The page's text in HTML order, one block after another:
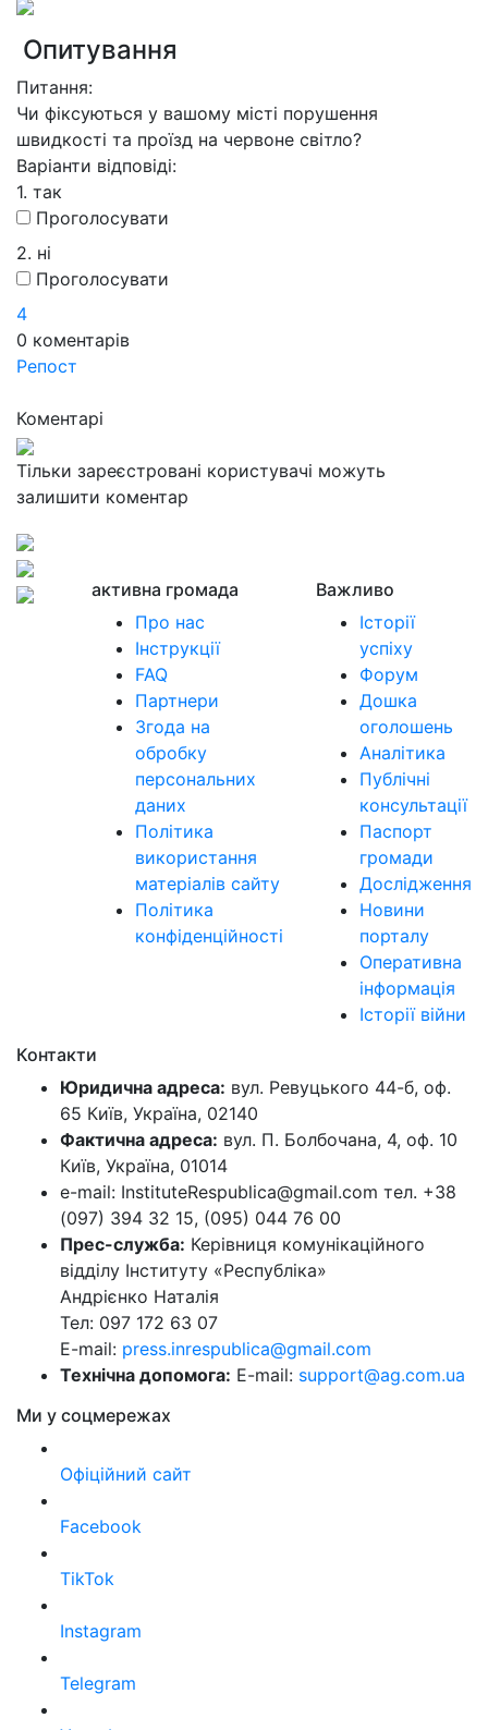
Опитування
Питання:
Чи фіксуються у вашому місті порушення
швидкості та проїзд на червоне світло?
Варіанти відповіді:
1. так
Проголосувати
2. ні
Проголосувати
4
0 коментарів
Репост
Коментарі
Тільки зареєстровані користувачі можуть
залишити коментар
активна громада
Про нас
Інструкції
FAQ
Партнери
Згода на
обробку
персональних
даних
Політика
використання
матеріалів сайту
Політика
конфіденційності
Важливо
Історії
успіху
Форум
Дошка
оголошень
Аналітика
Публічні
консультації
Паспорт
громади
Дослідження
Новини
порталу
Оперативна
інформація
Історії війни
Контакти
Юридична адреса: вул. Ревуцького 44-б, оф.
65 Київ, Україна, 02140
Фактична адреса: вул. П. Болбочана, 4, оф. 10
Київ, Україна, 01014
e-mail: InstituteRespublica@gmail.com тел. +38
(097) 394 32 15, (095) 044 76 00
Прес-служба: Керівниця комунікаційного
відділу Інституту «Республіка»
Андрієнко Наталія
Тел: 097 172 63 07
E-mail: press.inrespublica@gmail.com
Технічна допомога: E-mail: support@ag.com.ua
Ми у соцмережах
Офіційний сайт
Facebook
TikTok
Instagram
Telegram